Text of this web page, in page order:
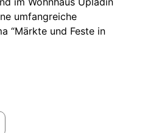
umfangreiche
“Märkte und Feste in